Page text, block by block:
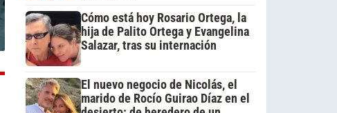
Cómo está hoy Rosario Ortega, la
hija de Palito Ortega y Evangelina
Salazar, tras su internación
El nuevo negocio de Nicolás, el
marido de Rocío Guirao Díaz en el